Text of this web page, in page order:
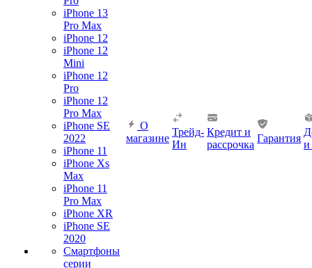
iPhone 13
Pro Max
iPhone 12
iPhone 12
Mini
iPhone 12
Pro
iPhone 12
Pro Max
iPhone SE
2022
iPhone 11
iPhone Xs
Max
iPhone 11
Pro Max
iPhone XR
iPhone SE
2020
Смартфоны
серии
О
магазине
Трейд-
Ин
Кредит и
рассрочка
Гарантия
и